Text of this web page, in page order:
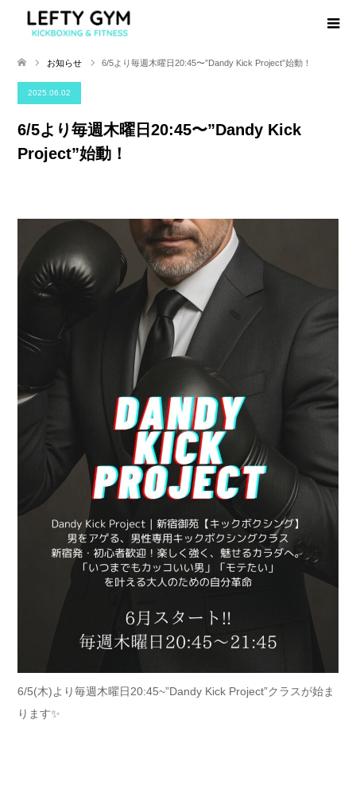
お知らせ 6/5より毎週木曜日20:45〜”Dandy Kick Project”始動！
2025.06.02
6/5より毎週木曜日20:45〜”Dandy Kick
Project”始動！
6/5(木)より毎週木曜日20:45~”Dandy Kick Project”クラスが始ま
ります✨